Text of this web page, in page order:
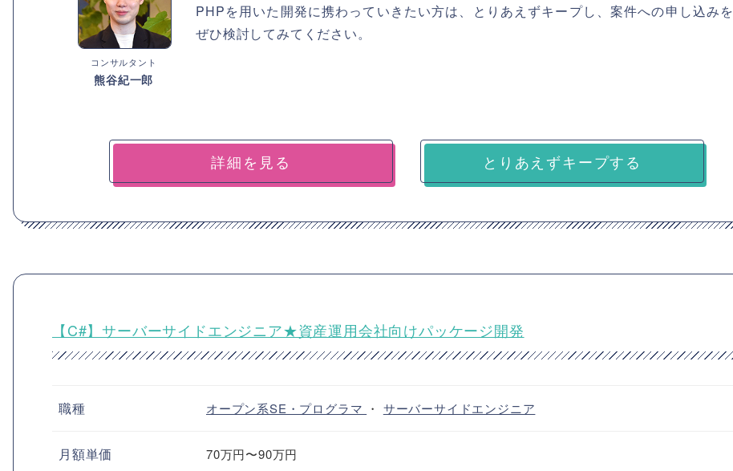
コンサルタント
熊谷紀一郎
PHPを用いた開発に携わっていきたい方は、とりあえずキープし、案件への申し込みを
ぜひ検討してみてください。
詳細を見る とりあえずキープする
【C#】サーバーサイドエンジニア★資産運用会社向けパッケージ開発
職種 オープン系SE・プログラマ ・ サーバーサイドエンジニア
月額単価 70万円〜90万円